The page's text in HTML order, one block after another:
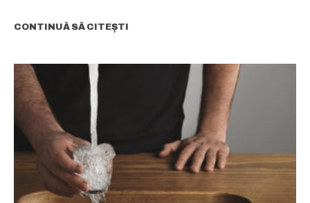
CONTINUĂ SĂ CITEȘTI